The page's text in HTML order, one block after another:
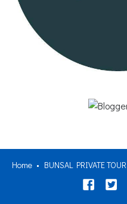
Home BUNSAL PRIVATE TOUR